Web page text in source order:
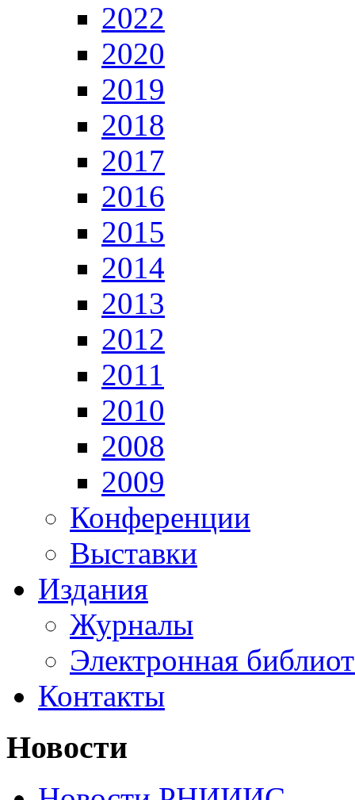
2022
2020
2019
2018
2017
2016
2015
2014
2013
2012
2011
2010
2008
2009
Конференции
Выставки
Издания
Журналы
Электронная
Контакты
Новости